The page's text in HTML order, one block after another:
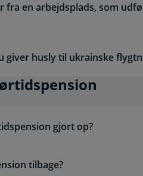
fra en arbejdsplads, som
giver husly til ukrainske
gjort op?
tilbage?